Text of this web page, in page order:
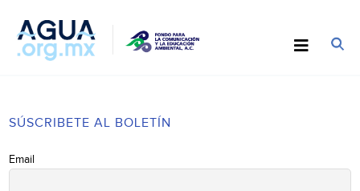
SÚSCRIBETE AL BOLETÍN
Email